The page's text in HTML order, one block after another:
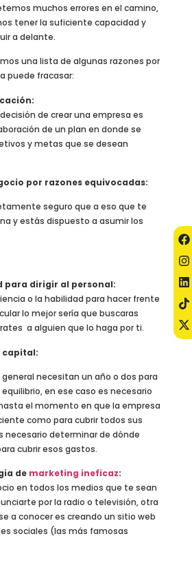
muchos errores en el camino,
tener la suficiente capacidad y
a delante.
una lista de algunas razones por
puede fracasar:
de crear una empresa es
de un plan en donde se
y metas que se desean
por razones equivocadas:
seguro que a eso que te
y estás dispuesto a asumir los
para dirigir al personal:
o la habilidad para hacer frente
lo mejor sería que buscaras
a alguien que lo haga por ti.
capital:
necesitan un año o dos para
en ese caso es necesario
el momento en que la empresa
como para cubrir todos sus
necesario determinar de dónde
cubrir esos gastos.
de marketing ineficaz:
en todos los medios que te sean
por la radio o televisión, otra
a conocer es creando un sitio web
sociales (las más famosas